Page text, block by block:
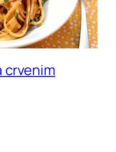
crvenim